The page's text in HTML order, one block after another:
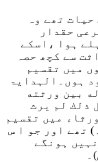
تھے وہ
حقدار
ہوا ،اسکے
سے کچھ حصہ
میں تقسیم
ہوں۔الہدایۃ
بين ورثته
ذلك لم يرث
میں تقسیم
تھے اور جو ا س
ہونگے